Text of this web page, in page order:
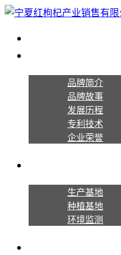
品牌简介
品牌故事
发展历程
专利技术
企业荣誉
生产基地
种植基地
环境监测